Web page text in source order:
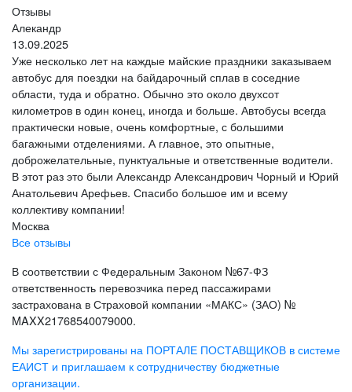
Отзывы
Алекандр
13.09.2025
Уже несколько лет на каждые майские праздники заказываем
автобус для поездки на байдарочный сплав в соседние
области, туда и обратно. Обычно это около двухсот
километров в один конец, иногда и больше. Автобусы всегда
практически новые, очень комфортные, с большими
багажными отделениями. А главное, это опытные,
доброжелательные, пунктуальные и ответственные водители.
В этот раз это были Александр Александрович Чорный и Юрий
Анатольевич Арефьев. Спасибо большое им и всему
коллективу компании!
Москва
Все отзывы
В соответствии с Федеральным Законом №67-ФЗ
ответственность перевозчика перед пассажирами
застрахована в Страховой компании «МАКС» (ЗАО) №
MAXX21768540079000.
Мы зарегистрированы на ПОРТАЛЕ ПОСТАВЩИКОВ в системе
ЕАИСТ и приглашаем к сотрудничеству бюджетные
организации.